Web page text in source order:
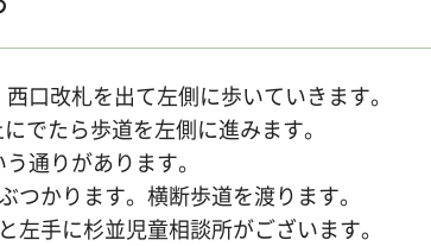
口改札を出て左側に歩いていきます。
でたら歩道を左側に進みます。
通りがあります。
かります。横断歩道を渡ります。
手に杉並児童相談所がございます。